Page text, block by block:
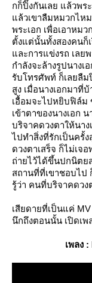
กก็ปิ๊งกันเลย แล้วพร
แล้วเขาลืมหมวกไห
พระเอก เพื่อเอาหม
ตั้งแต่นั้นทั้งสองคนก็
และการแข่งรถ เลย
กำลังจะล้างรูปนางเ
รับโทรศัพท์ ก็เลยลื
สูง เมื่อนางเอกมาที่
เอื้อมจะไปหยิบฟิล์ม
เข้าตาของนางเอก
บริจาคดวงตาให้นา
ไปทำสิ่งที่รักเป็นครั้
ดวงตาเสร็จ ก็ไม่เจ
ถ่ายไว้ได้ขึ้นปกนิตย
สถานที่ที่เขาชอบไป
รู้ว่า คนที่บริจาคดวง
เสียดายที่เป็นแค่
นึกถึงตอนนั้น เปิดเพ
เพลง